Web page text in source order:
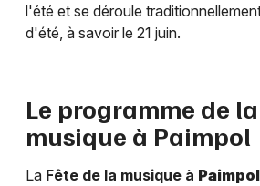
l'été et se déroule
d'été, à savoir le 21 juin.
Le programme de
musique à Paimpol
La Fête de la musique à Paimpol